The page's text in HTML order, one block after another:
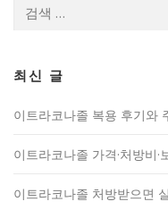
최신 글
이트라코나졸 복용 후기와
이트라코나졸 가격·처방비·
이트라코나졸 처방받으면